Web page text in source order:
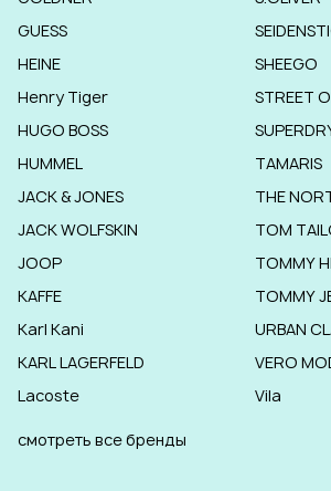
GUESS
HEINE
Henry Tiger
HUGO BOSS
HUMMEL
JACK & JONES
JACK WOLFSKIN
JOOP
KAFFE
Karl Kani
KARL LAGERFELD
Lacoste
SHEEGO
STREET
TAMARIS
THE
TOM
TOMMY
TOMMY
URBAN
VERO
Vila
смотреть все бренды